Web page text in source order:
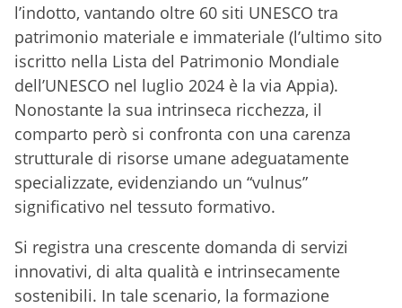
l’indotto, vantando oltre 60 siti UNESCO tra
patrimonio materiale e immateriale (l’ultimo sito
iscritto nella Lista del Patrimonio Mondiale
dell’UNESCO nel luglio 2024 è la via Appia).
Nonostante la sua intrinseca ricchezza, il
comparto però si confronta con una carenza
strutturale di risorse umane adeguatamente
specializzate, evidenziando un “vulnus”
significativo nel tessuto formativo.
Si registra una crescente domanda di servizi
innovativi, di alta qualità e intrinsecamente
sostenibili. In tale scenario, la formazione